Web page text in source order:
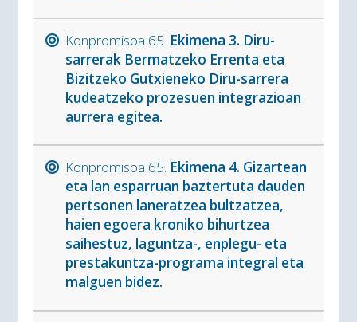
Konpromisoa 65. Ekimena 3. Diru-
sarrerak Bermatzeko Errenta eta
Bizitzeko Gutxieneko Diru-sarrera
kudeatzeko prozesuen integrazioan
aurrera egitea.
Konpromisoa 65. Ekimena 4. Gizartean
eta lan esparruan baztertuta dauden
pertsonen laneratzea bultzatzea,
haien egoera kroniko bihurtzea
saihestuz, laguntza-, enplegu- eta
prestakuntza-programa integral eta
malguen bidez.